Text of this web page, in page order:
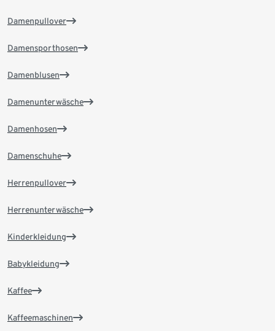
Damenpullover
Damensporthosen
Damenblusen
Damenunterwäsche
Damenhosen
Damenschuhe
Herrenpullover
Herrenunterwäsche
Kinderkleidung
Babykleidung
Kaffee
Kaffeemaschinen